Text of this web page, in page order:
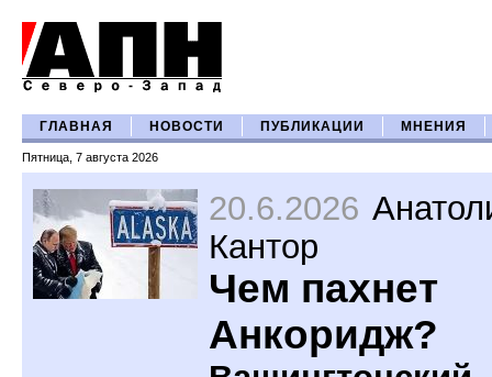
ГЛАВНАЯ НОВОСТИ ПУБЛИКАЦИИ МНЕНИЯ
Пятница, 7 августа 2026
20.6.2026
Кантор
Чем пахнет
Анкоридж?